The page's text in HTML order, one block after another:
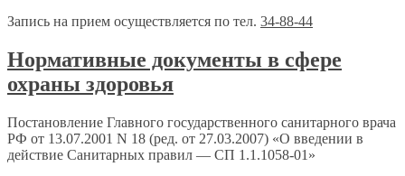
Запись на прием осуществляется по тел. 34-88-44
Нормативные документы в сфере
охраны здоровья
Постановление Главного государственного санитарного врача
РФ от 13.07.2001 N 18 (ред. от 27.03.2007) «О введении в
действие Санитарных правил — СП 1.1.1058-01»